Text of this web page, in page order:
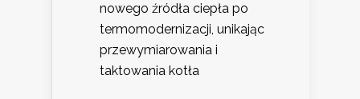
nowego źródła ciepła po
termomodernizacji, unikając
przewymiarowania i
taktowania kotła